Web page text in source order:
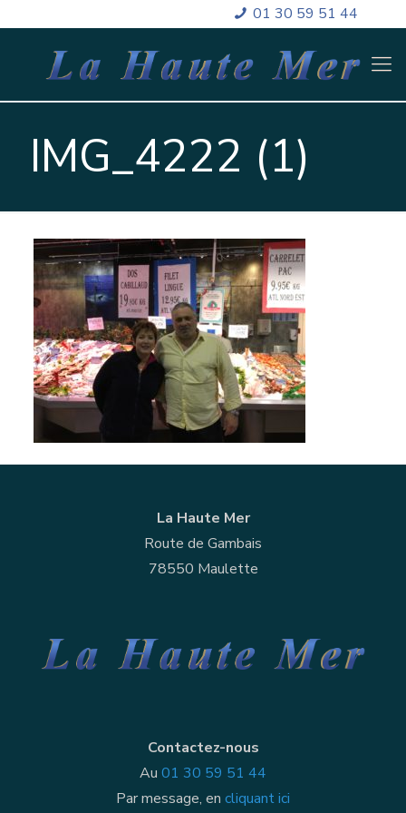
01 30 59 51 44
IMG_4222 (1)
La Haute Mer
Route de Gambais
78550 Maulette
Contactez-nous
Au 01 30 59 51 44
Par message, en cliquant ici